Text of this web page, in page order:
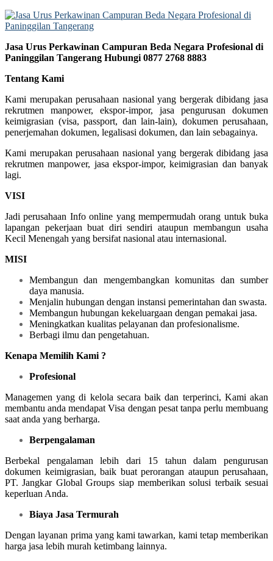
Jasa Urus Perkawinan Campuran Beda Negara Profesional di
Paninggilan Tangerang Hubungi 0877 2768 8883
Tentang Kami
Kami merupakan perusahaan nasional yang bergerak dibidang jasa
rekrutmen manpower, ekspor-impor, jasa pengurusan dokumen
keimigrasian (visa, passport, dan lain-lain), dokumen perusahaan,
penerjemahan dokumen, legalisasi dokumen, dan lain sebagainya.
Kami merupakan perusahaan nasional yang bergerak dibidang jasa
rekrutmen manpower, jasa ekspor-impor, keimigrasian dan banyak
lagi.
VISI
Jadi perusahaan Info online yang mempermudah orang untuk buka
lapangan pekerjaan buat diri sendiri ataupun membangun usaha
Kecil Menengah yang bersifat nasional atau internasional.
MISI
Membangun dan mengembangkan komunitas dan sumber
daya manusia.
Menjalin hubungan dengan instansi pemerintahan dan swasta.
Membangun hubungan kekeluargaan dengan pemakai jasa.
Meningkatkan kualitas pelayanan dan profesionalisme.
Berbagi ilmu dan pengetahuan.
Kenapa Memilih Kami ?
Profesional
Managemen yang di kelola secara baik dan terperinci, Kami akan
membantu anda mendapat Visa dengan pesat tanpa perlu membuang
saat anda yang berharga.
Berpengalaman
Berbekal pengalaman lebih dari 15 tahun dalam pengurusan
dokumen keimigrasian, baik buat perorangan ataupun perusahaan,
PT. Jangkar Global Groups siap memberikan solusi terbaik sesuai
keperluan Anda.
Biaya Jasa Termurah
Dengan layanan prima yang kami tawarkan, kami tetap memberikan
harga jasa lebih murah ketimbang lainnya.